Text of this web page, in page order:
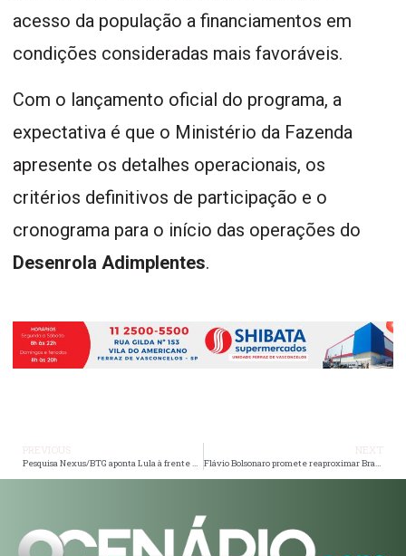
acesso da população a financiamentos em
condições consideradas mais favoráveis.
Com o lançamento oficial do programa, a
expectativa é que o Ministério da Fazenda
apresente os detalhes operacionais, os
critérios definitivos de participação e o
cronograma para o início das operações do
Desenrola Adimplentes.
Pesquisa Nexus/BTG aponta Lula à frente em cenários de segundo turno e mostra empate técnico na rejeição com Flávio Bolsonaro Flávio Bolsonaro promete reaproximar Brasil de Israel e diz que transferirá embaixada para Jerusalém se eleito